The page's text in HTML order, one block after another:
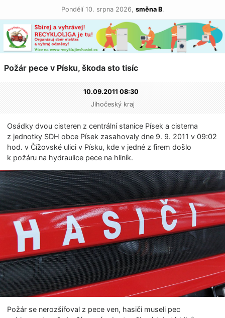
Pondělí 10. srpna 2026, směna B.
Požár pece v Písku, škoda sto tisíc
10.09.2011 08:30
Jihočeský kraj
Osádky dvou cisteren z centrální stanice Písek a cisterna
z jednotky SDH obce Písek zasahovaly dne 9. 9. 2011 v 09:02
hod. v Čížovské ulici v Písku, kde v jedné z firem došlo
k požáru na hydraulice pece na hliník.
Požár se nerozšiřoval z pece ven, hasiči museli pec